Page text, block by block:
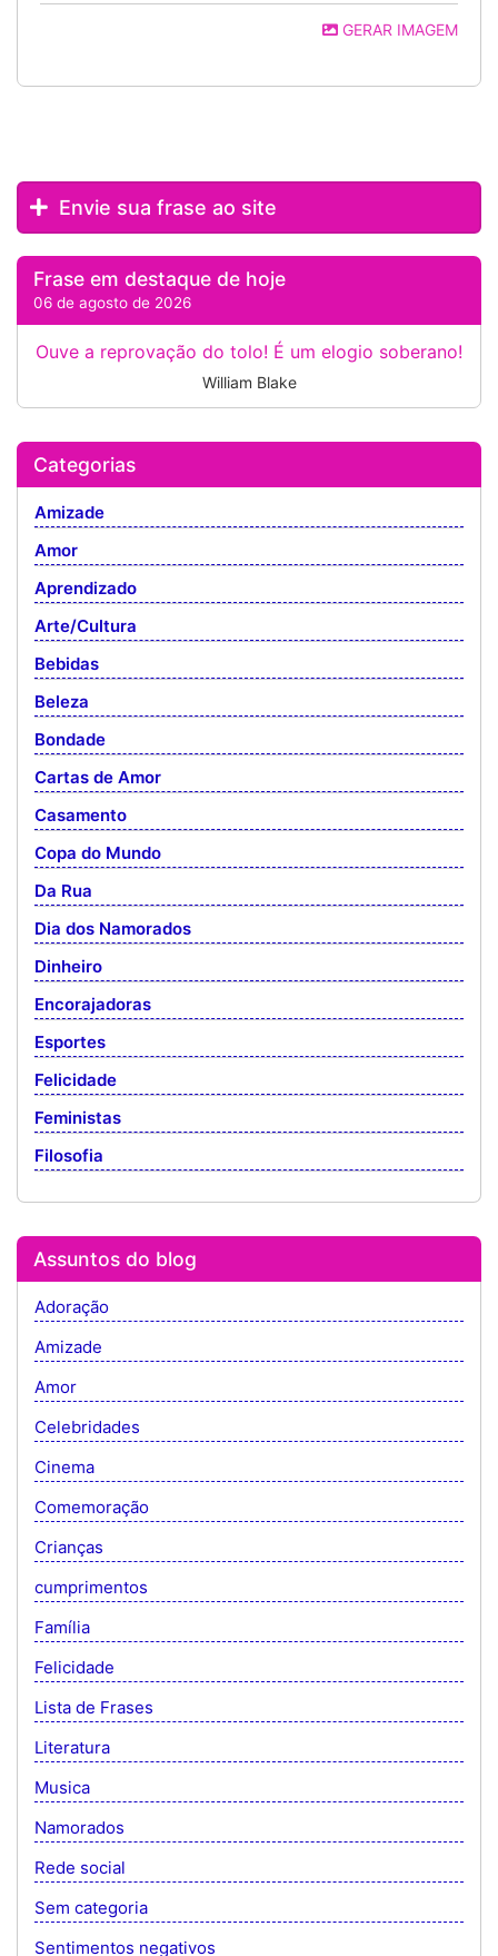
GERAR IMAGEM
Envie sua frase ao site
Frase em destaque de hoje
06 de agosto de 2026
Ouve a reprovação do tolo! É um elogio soberano!
William Blake
Categorias
Amizade
Amor
Aprendizado
Arte/Cultura
Bebidas
Beleza
Bondade
Cartas de Amor
Casamento
Copa do Mundo
Da Rua
Dia dos Namorados
Dinheiro
Encorajadoras
Esportes
Felicidade
Feministas
Filosofia
Assuntos do blog
Adoração
Amizade
Amor
Celebridades
Cinema
Comemoração
Crianças
cumprimentos
Família
Felicidade
Lista de Frases
Literatura
Musica
Namorados
Rede social
Sem categoria
Sentimentos negativos